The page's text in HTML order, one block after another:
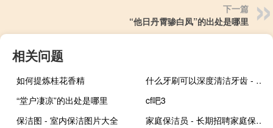
下一篇
“他日丹霄骖白凤”的出处是哪里
相关问题
如何提炼桂花香精
什么牙刷可以深度清洁牙齿 - 医生为什么建议不用电动牙刷
“堂户凄凉”的出处是哪里
cf吧3
保洁图 - 室内保洁图片大全
家庭保洁员 - 长期招聘家庭保洁员